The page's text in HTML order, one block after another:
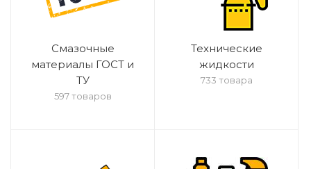
Смазочные
материалы ГОСТ и
ТУ
597 товаров
Технические
жидкости
733 товара